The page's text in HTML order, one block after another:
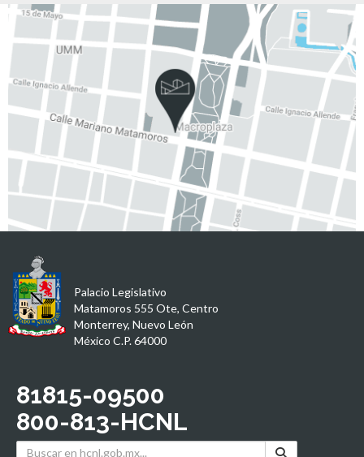
Palacio Legislativo
Matamoros 555 Ote, Centro
Monterrey, Nuevo León
México C.P. 64000
81815-09500
800-813-HCNL